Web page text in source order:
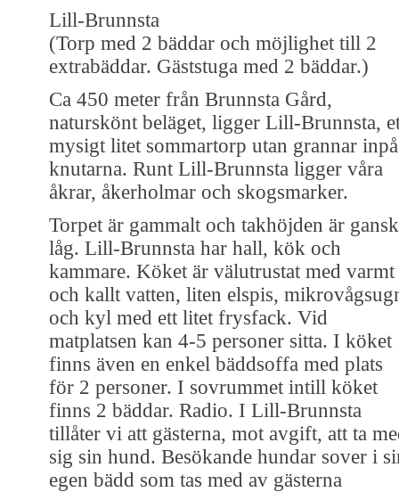
Lill-Brunnsta
(Torp med 2 bäddar och möjlighet till 2
extrabäddar. Gäststuga med 2 bäddar.)
Ca 450 meter från Brunnsta Gård,
naturskönt beläget, ligger Lill-Brunnsta,
mysigt litet sommartorp utan grannar inpå
knutarna. Runt Lill-Brunnsta ligger våra
åkrar, åkerholmar och skogsmarker.
Torpet är gammalt och takhöjden är
låg. Lill-Brunnsta har hall, kök och
kammare. Köket är välutrustat med varmt
och kallt vatten, liten elspis,
och kyl med ett litet frysfack. Vid
matplatsen kan 4-5 personer sitta. I köket
finns även en enkel bäddsoffa med plats
för 2 personer. I sovrummet intill köket
finns 2 bäddar. Radio. I Lill-Brunnsta
tillåter vi att gästerna, mot avgift, att ta
sig sin hund. Besökande hundar sover i
egen bädd som tas med av gästerna